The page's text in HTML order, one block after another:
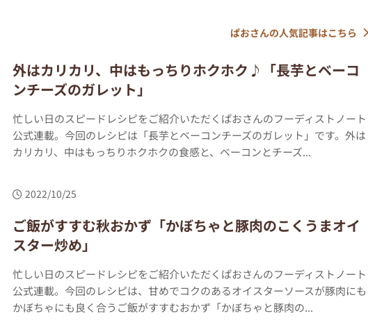
ぱおさんの人気記事はこちら
外はカリカリ、中はもっちりホクホク♪「長芋とベーコ
ンチーズのガレット」
忙しい日のスピードレシピをご紹介いただくぱおさんのフーディストノート
公式連載。今回のレシピは「長芋とベーコンチーズのガレット」です。外は
カリカリ、中はもっちりホクホクの食感と、ベーコンとチーズ...
2022/10/25
ご飯がすすむ秋おかず「かぼちゃと豚肉のこくうまオイ
スター炒め」
忙しい日のスピードレシピをご紹介いただくぱおさんのフーディストノート
公式連載。今回のレシピは、甘めでコクのあるオイスターソースが豚肉にも
かぼちゃにも良く合うご飯がすすむおかず「かぼちゃと豚肉の...